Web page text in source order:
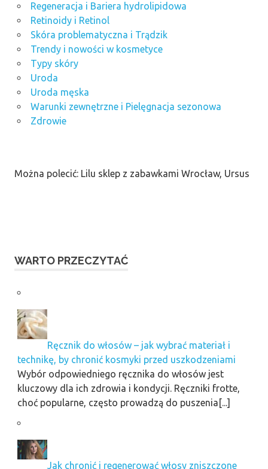
Regeneracja i Bariera hydrolipidowa
Retinoidy i Retinol
Skóra problematyczna i Trądzik
Trendy i nowości w kosmetyce
Typy skóry
Uroda
Uroda męska
Warunki zewnętrzne i Pielęgnacja sezonowa
Zdrowie
Można polecić: Lilu sklep z zabawkami Wrocław, Ursus
WARTO PRZECZYTAĆ
Ręcznik do włosów – jak wybrać materiał i
technikę, by chronić kosmyki przed uszkodzeniami
Wybór odpowiedniego ręcznika do włosów jest
kluczowy dla ich zdrowia i kondycji. Ręczniki frotte,
choć popularne, często prowadzą do puszenia[...]
Jak chronić i regenerować włosy zniszczone